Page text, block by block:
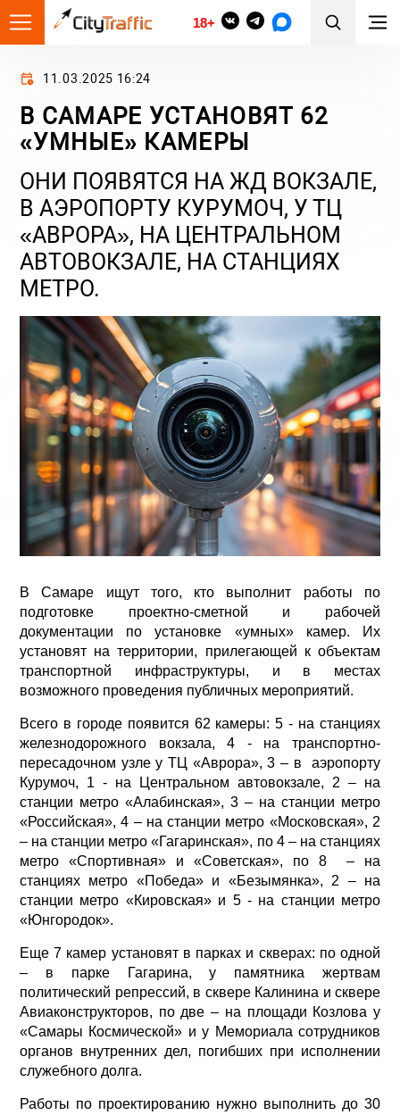
18+
11.03.2025 16:24
В САМАРЕ УСТАНОВЯТ 62
«УМНЫЕ» КАМЕРЫ
ОНИ ПОЯВЯТСЯ НА ЖД ВОКЗАЛЕ,
В АЭРОПОРТУ КУРУМОЧ, У ТЦ
«АВРОРА», НА ЦЕНТРАЛЬНОМ
АВТОВОКЗАЛЕ, НА СТАНЦИЯХ
МЕТРО.
В Самаре ищут того, кто выполнит работы по
подготовке проектно-сметной и рабочей
документации по установке «умных» камер. Их
установят на территории, прилегающей к объектам
транспортной инфраструктуры, и в местах
возможного проведения публичных мероприятий.
Всего в городе появится 62 камеры: 5 - на станциях
железнодорожного вокзала, 4 - на транспортно-
пересадочном узле у ТЦ «Аврора», 3 – в аэропорту
Курумоч, 1 - на Центральном автовокзале, 2 – на
станции метро «Алабинская», 3 – на станции метро
«Российская», 4 – на станции метро «Московская», 2
– на станции метро «Гагаринская», по 4 – на станциях
метро «Спортивная» и «Советская», по 8 – на
станциях метро «Победа» и «Безымянка», 2 – на
станции метро «Кировская» и 5 - на станции метро
«Юнгородок».
Еще 7 камер установят в парках и скверах: по одной
– в парке Гагарина, у памятника жертвам
политический репрессий, в сквере Калинина и сквере
Авиаконструкторов, по две – на площади Козлова у
«Самары Космической» и у Мемориала сотрудников
органов внутренних дел, погибших при исполнении
служебного долга.
Работы по проектированию нужно выполнить до 30